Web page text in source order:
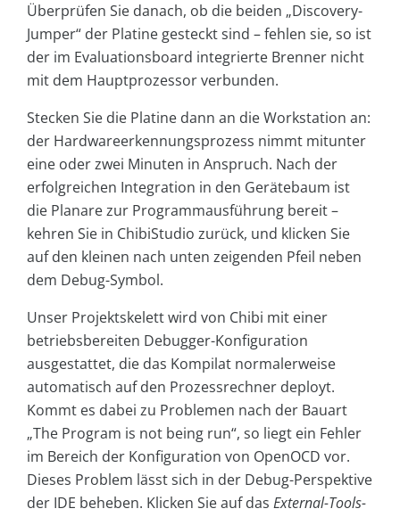
Überprüfen Sie danach, ob die beiden „Discovery-
Jumper“ der Platine gesteckt sind – fehlen sie, so ist
der im Evaluationsboard integrierte Brenner nicht
mit dem Hauptprozessor verbunden.
Stecken Sie die Platine dann an die Workstation an:
der Hardwareerkennungsprozess nimmt mitunter
eine oder zwei Minuten in Anspruch. Nach der
erfolgreichen Integration in den Gerätebaum ist
die Planare zur Programmausführung bereit –
kehren Sie in ChibiStudio zurück, und klicken Sie
auf den kleinen nach unten zeigenden Pfeil neben
dem Debug-Symbol.
Unser Projektskelett wird von Chibi mit einer
betriebsbereiten Debugger-Konfiguration
ausgestattet, die das Kompilat normalerweise
automatisch auf den Prozessrechner deployt.
Kommt es dabei zu Problemen nach der Bauart
„The Program is not being run“, so liegt ein Fehler
im Bereich der Konfiguration von OpenOCD vor.
Dieses Problem lässt sich in der Debug-Perspektive
der IDE beheben. Klicken Sie auf das External-Tools-